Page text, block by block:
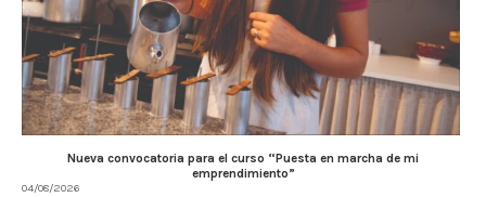
Nueva convocatoria para el curso “Puesta en marcha de mi
emprendimiento”
04/08/2026